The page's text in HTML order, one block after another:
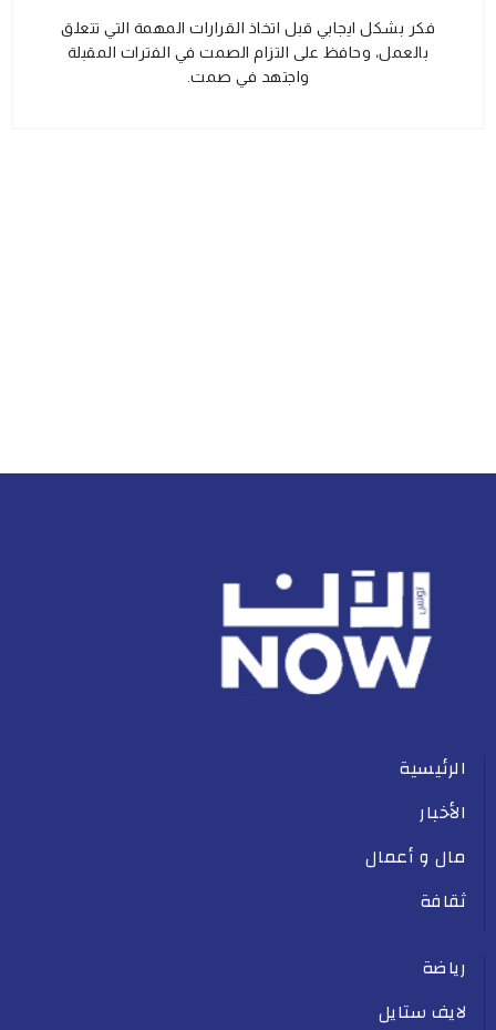
فكر بشكل ايجابي قبل اتخاذ القرارات المهمة التي تتعلق
بالعمل، وحافظ على التزام الصمت في الفترات المقبلة
واجتهد في صمت.
الرئيسية
الأخبار
مال و أعمال
ثقافة
رياضة
لايف ستايل